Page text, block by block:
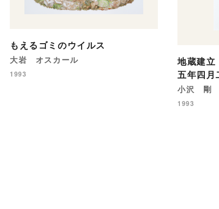
もえるゴミのウイルス
大岩 オスカール
1993
地蔵建
五年四月
小沢 剛
1993